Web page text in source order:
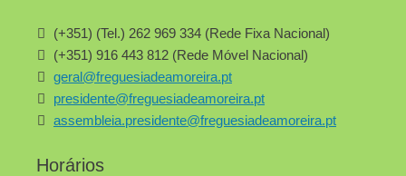
(+351) (Tel.) 262 969 334 (Rede Fixa Nacional)
(+351) 916 443 812 (Rede Móvel Nacional)
geral@freguesiadeamoreira.pt
presidente@freguesiadeamoreira.pt
assembleia.presidente@freguesiadeamoreira.pt
Horários